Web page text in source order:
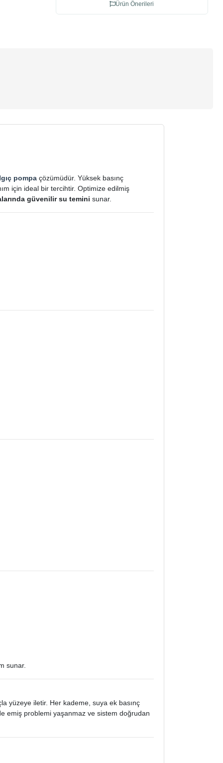
Ürün Önerileri
pompa çözümüdür. Yüksek basınç
için ideal bir tercihtir. Optimize edilmiş
güvenilir su temini sunar.
sunar.
yüzeye iletir. Her kademe, suya ek basınç
emiş problemi yaşanmaz ve sistem doğrudan